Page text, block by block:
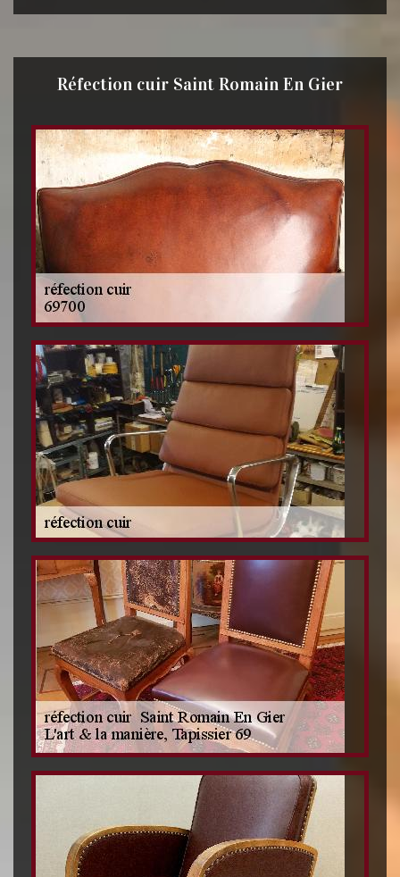
Réfection cuir Saint Romain En Gier